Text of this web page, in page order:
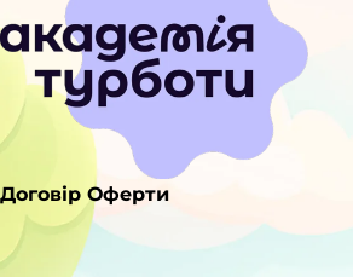
Договір Оферти